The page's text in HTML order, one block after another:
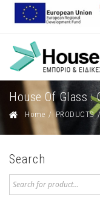
House Of Glass :
Home / PRODUCTS /
Search